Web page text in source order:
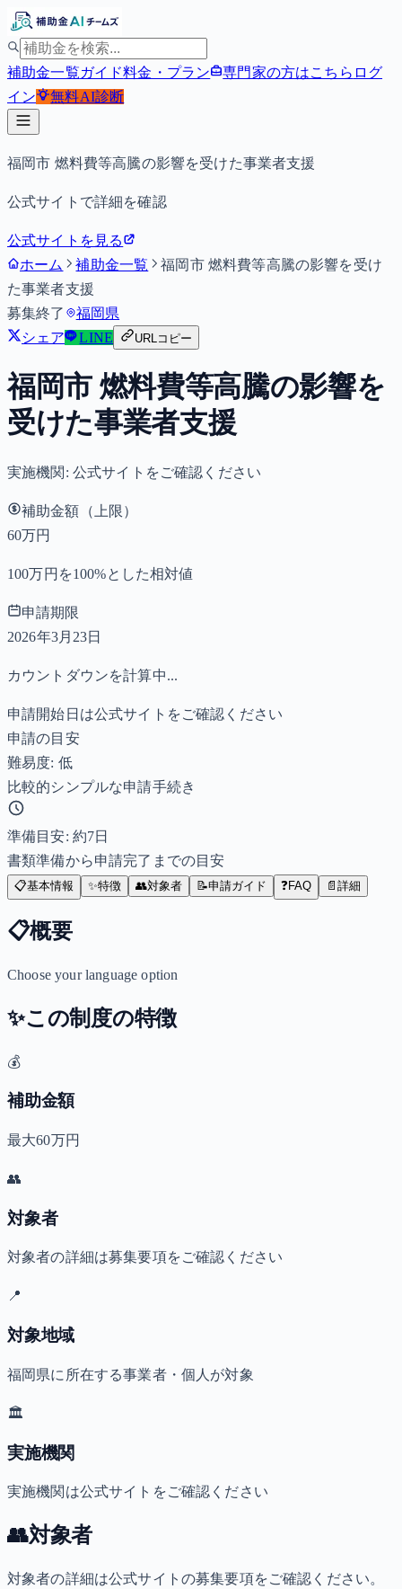
補助金一覧ガイド料金・プラン 専門家の方はこちら ログ
イン
無料AI診断
福岡市 燃料費等高騰の影響を受けた事業者支援
公式サイトで詳細を確認
公式サイトを見る
ホーム
補助金一覧
福岡市 燃料費等高騰の影響を受け
た事業者支援
募集終了
福岡県
シェア
LINE URLコピー
福岡市 燃料費等高騰の影響を
受けた事業者支援
実施機関: 公式サイトをご確認ください
補助金額（上限）
60万円
100万円を100%とした相対値
申請期限
2026年3月23日
カウントダウンを計算中...
申請開始日は公式サイトをご確認ください
申請の目安
難易度: 低
比較的シンプルな申請手続き
準備目安: 約7日
書類準備から申請完了までの目安
📋基本情報 ✨特徴 👥対象者 📝申請ガイド ❓FAQ 📄 詳細
📋概要
Choose your language option
✨この制度の特徴
💰
補助金額
最大60万円
👥
対象者
対象者の詳細は募集要項をご確認ください
📍
対象地域
福岡県に所在する事業者・個人が対象
🏛️
実施機関
実施機関は公式サイトをご確認ください
👥対象者
対象者の詳細は公式サイトの募集要項をご確認ください。